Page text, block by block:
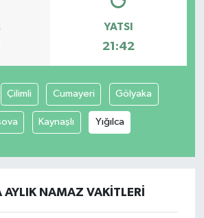
YATSI
21:42
Çilimli Cumayeri Gölyaka
Kaynaşlı Yığılca
AYLIK NAMAZ VAKITLERI